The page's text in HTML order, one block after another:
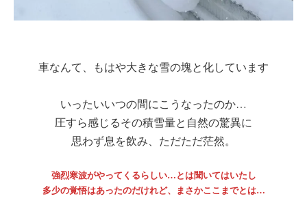
車なんて、もはや大きな雪の塊と化しています
いったいいつの間にこうなったのか…
圧すら感じるその積雪量と自然の驚異に
思わず息を飲み、ただただ茫然。
強烈寒波がやってくるらしい…とは聞いてはいたし
多少の覚悟はあったのだけれど、まさかここまでとは…